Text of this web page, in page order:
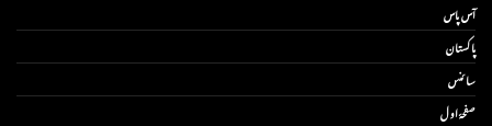
آس پاس
پاکستان
سائنس
صفحۂ اول